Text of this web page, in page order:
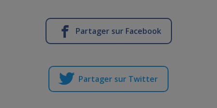
Partager sur Facebook
Partager sur Twitter